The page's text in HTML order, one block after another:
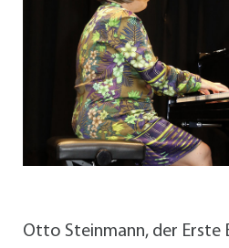
Otto Steinmann, der Erste